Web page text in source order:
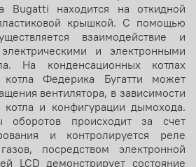
Bugatti находится на откидной
крышкой. С помощью
взаимодействие и
и электронными
На конденсационных котлах
котла Федерика Бугатти может
вентилятора, в зависимости
и конфигурации дымохода.
оборотов происходит за счет
и контролируется реле
посредством электронной
LCD демонстрирует состояние